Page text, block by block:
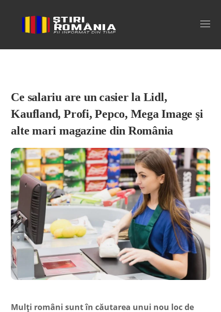
Stiri Romania
Ce salariu are un casier la Lidl,
Kaufland, Profi, Pepco, Mega Image şi
alte mari magazine din România
Mulţi români sunt în căutarea unui nou loc de